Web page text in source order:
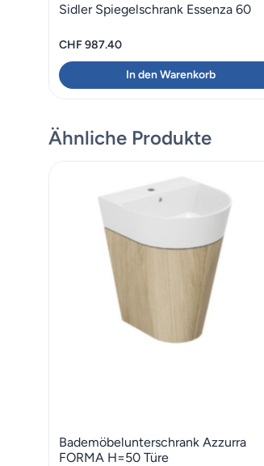
Sidler Spiegelschrank Essenza 60
CHF987.40
In den Warenkorb
Ähnliche Produkte
Bademöbelunterschrank Azzurra
FORMA H=50 Türe